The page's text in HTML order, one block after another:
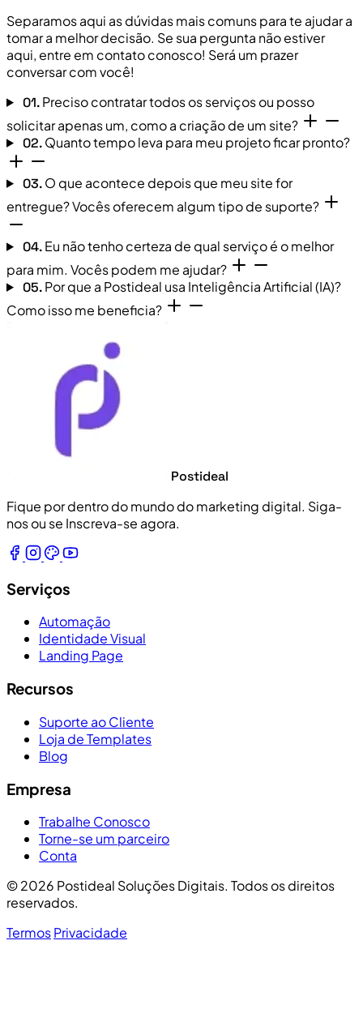
Separamos aqui as dúvidas mais comuns para te ajudar a
tomar a melhor decisão. Se sua pergunta não estiver
aqui, entre em contato conosco! Será um prazer
conversar com você!
01.Preciso contratar todos os serviços ou posso
solicitar apenas um, como a criação de um site?
02.Quanto tempo leva para meu projeto ficar pronto?
03.O que acontece depois que meu site for
entregue? Vocês oferecem algum tipo de suporte?
04.Eu não tenho certeza de qual serviço é o melhor
para mim. Vocês podem me ajudar?
05.Por que a Postideal usa Inteligência Artificial (IA)?
Como isso me beneficia?
Postideal
Fique por dentro do mundo do marketing digital. Siga-
nos ou se Inscreva-se agora.
Serviços
Automação
Identidade Visual
Landing Page
Recursos
Suporte ao Cliente
Loja de Templates
Blog
Empresa
Trabalhe Conosco
Torne-se um parceiro
Conta
© 2026 Postideal Soluções Digitais. Todos os direitos
reservados.
TermosPrivacidade